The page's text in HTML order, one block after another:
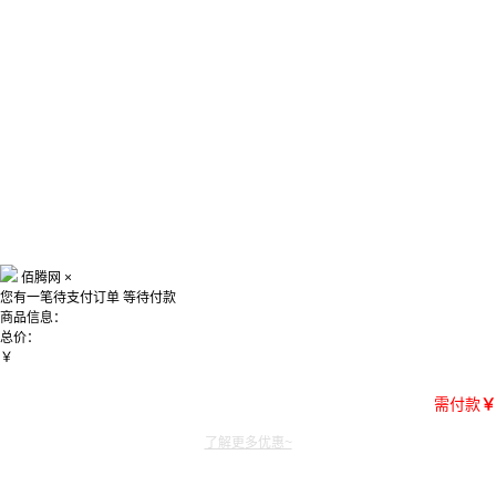
佰腾网 ×
您有一笔待支付订单 等待付款
商品信息：
总价：
￥
需付款￥
了解更多优惠~